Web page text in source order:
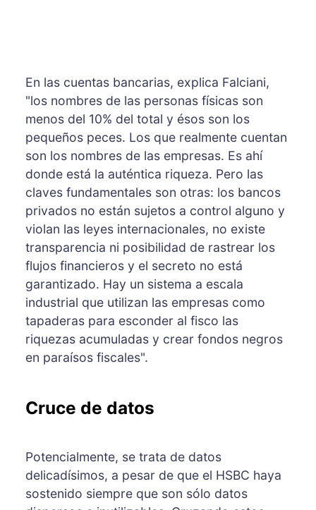
En las cuentas bancarias, explica Falciani,
"los nombres de las personas físicas son
menos del 10% del total y ésos son los
pequeños peces. Los que realmente cuentan
son los nombres de las empresas. Es ahí
donde está la auténtica riqueza. Pero las
claves fundamentales son otras: los bancos
privados no están sujetos a control alguno y
violan las leyes internacionales, no existe
transparencia ni posibilidad de rastrear los
flujos financieros y el secreto no está
garantizado. Hay un sistema a escala
industrial que utilizan las empresas como
tapaderas para esconder al fisco las
riquezas acumuladas y crear fondos negros
en paraísos fiscales".
Cruce de datos
Potencialmente, se trata de datos
delicadísimos, a pesar de que el HSBC haya
sostenido siempre que son sólo datos